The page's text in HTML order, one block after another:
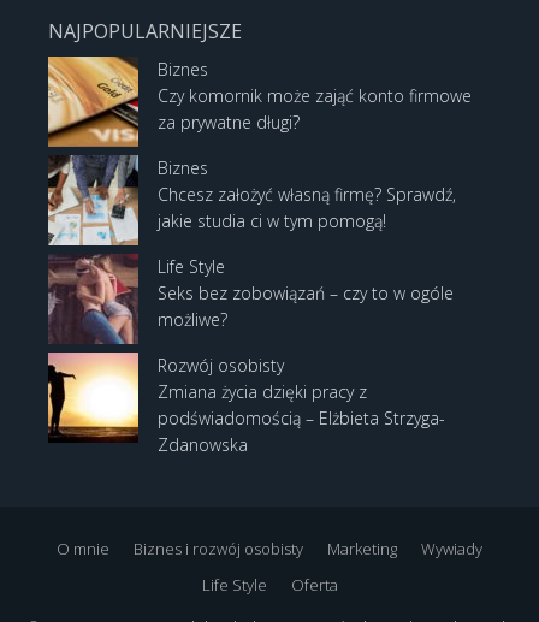
NAJPOPULARNIEJSZE
Biznes
Czy komornik może zająć konto firmowe
za prywatne długi?
Biznes
Chcesz założyć własną firmę? Sprawdź,
jakie studia ci w tym pomogą!
Life Style
Seks bez zobowiązań – czy to w ogóle
możliwe?
Rozwój osobisty
Zmiana życia dzięki pracy z
podświadomością – Elżbieta Strzyga-
Zdanowska
O mnie Biznes i rozwój osobisty Marketing
Wywiady
Life Style
Oferta